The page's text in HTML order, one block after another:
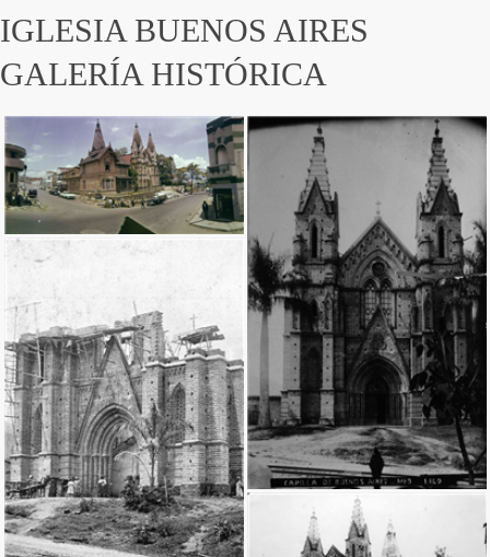
IGLESIA BUENOS AIRES
GALERÍA HISTÓRICA